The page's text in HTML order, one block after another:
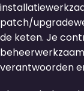
patch/
de keten. Je
verantwoorden